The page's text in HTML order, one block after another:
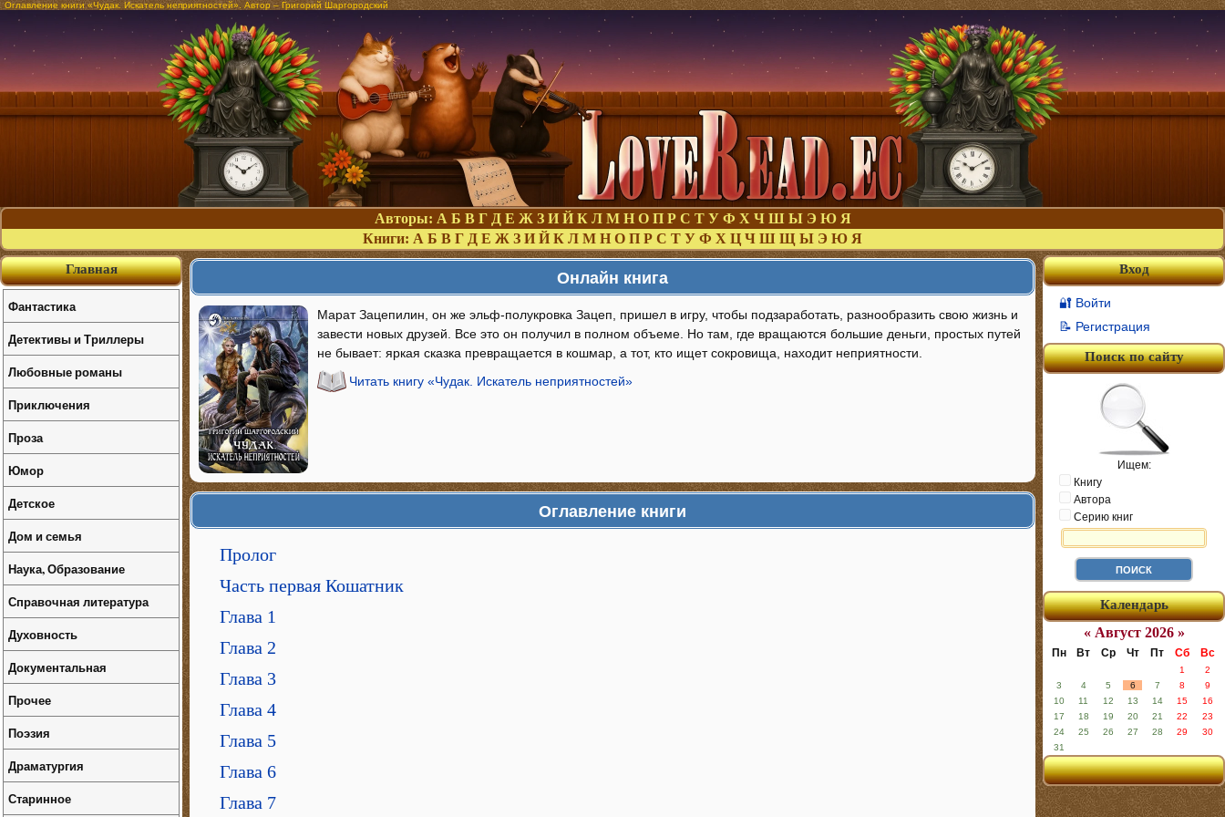
Оглавление книги «Чудак. Искатель неприятностей». Автор – Григорий Шаргородский
Авторы: А Б В Г Д Е Ж З И Й К Л М Н О П Р С Т У Ф Х Ч Ш Ы Э Ю Я
Книги: А Б В Г Д Е Ж З И Й К Л М Н О П Р С Т У Ф Х Ц Ч Ш Щ Ы Э Ю Я
Онлайн книга
Марат Зацепилин, он же эльф-полукровка Зацеп, пришел в игру, чтобы подзаработать, разнообразить свою жизнь и
завести новых друзей. Все это он получил в полном объеме. Но там, где вращаются большие деньги, простых путей
не бывает: яркая сказка превращается в кошмар, а тот, кто ищет сокровища, находит неприятности.
Читать книгу «Чудак. Искатель неприятностей»
Оглавление книги
Пролог
Часть первая Кошатник
Глава 1
Глава 2
Глава 3
Глава 4
Глава 5
Глава 6
Глава 7
Вход
🔐 Войти
📝 Регистрация
Поиск по сайту
Ищем:
Книгу
Автора
Серию книг
Календарь
« Август 2026 »
Пн Вт Ср Чт Пт Сб Вс
1
2
3
4 5 6 7 8
9
10
11 12 13 14 15
16
17
18 19 20 21 22
23
24
25 26 27 28 29
30
31
Главная
Фантастика
Детективы и Триллеры
Любовные романы
Приключения
Проза
Юмор
Детское
Дом и семья
Наука, Образование
Справочная литература
Духовность
Документальная
Прочее
Поэзия
Драматургия
Старинное